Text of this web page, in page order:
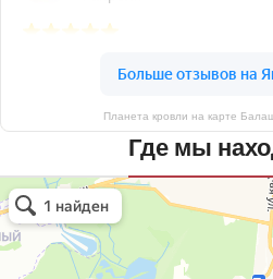
Планета кровли на карте
Где мы
Планета кровли
Кровля и кровельные материалы в
Окна в Балашихе